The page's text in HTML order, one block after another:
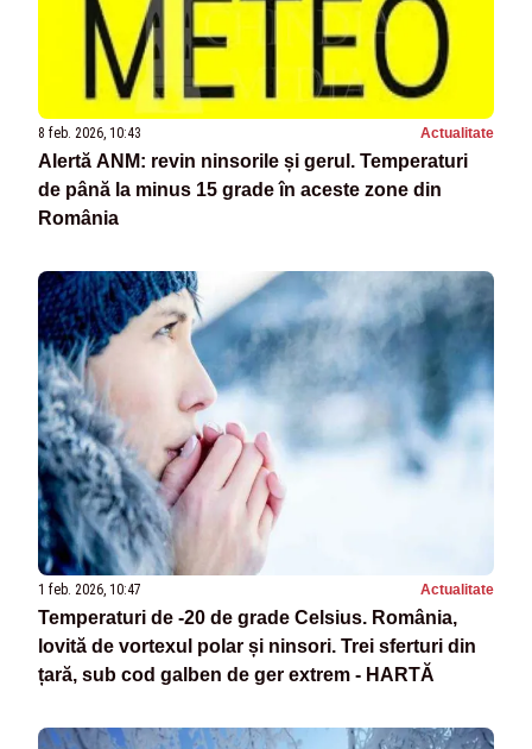
8 feb. 2026, 10:43 Actualitate
Alertă ANM: revin ninsorile și gerul. Temperaturi
de până la minus 15 grade în aceste zone din
România
1 feb. 2026, 10:47 Actualitate
Temperaturi de -20 de grade Celsius. România,
lovită de vortexul polar și ninsori. Trei sferturi din
țară, sub cod galben de ger extrem - HARTĂ